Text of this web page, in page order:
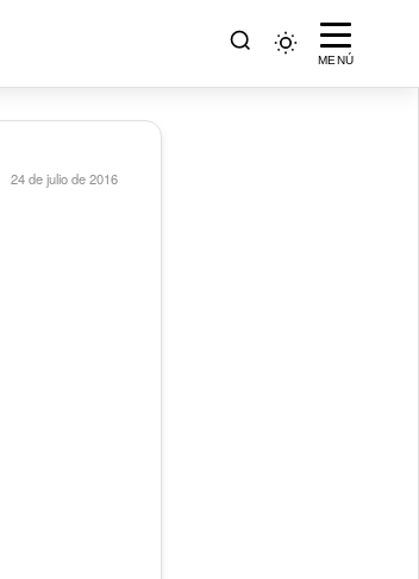
MENÚ
24 de julio de 2016